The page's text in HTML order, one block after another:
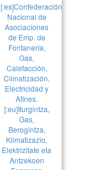
[:es]Confederación
Nacional de
Asociaciones
de Emp. de
Fontanería,
Gas,
Calefacción,
Climatización,
Electricidad y
Afines.
[:eu]Iturgintza,
Gas,
Berogintza,
Klimatizazio,
Elektrizitate eta
Antzekoen